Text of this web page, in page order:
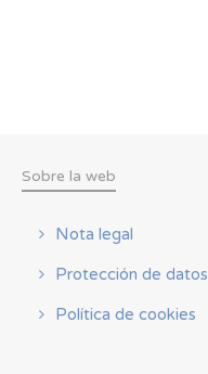
Sobre la web
Nota legal
Protección de datos
Política de cookies